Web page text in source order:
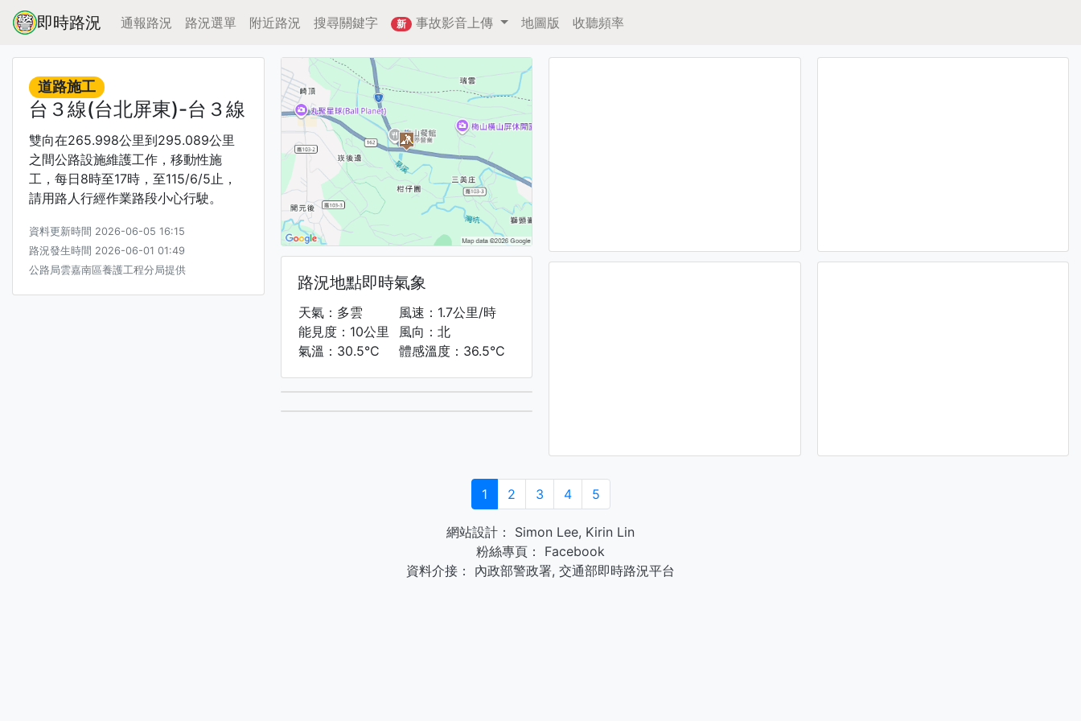
即時路況 通報路況 路況選單 附近路況 搜尋關鍵字 新 事故影音上傳 地圖版 收聽頻率
道路施工
台３線(台北屏東)-台３線
雙向在265.998公里到295.089公里
之間公路設施維護工作，移動性施
工，每日8時至17時，至115/6/5止，
請用路人行經作業路段小心行駛。
資料更新時間 2026-06-05 16:15
路況發生時間 2026-06-01 01:49
公路局雲嘉南區養護工程分局提供
路況地點即時氣象
天氣：多雲
能見度：10公里
氣溫：30.5°C
風速：1.7公里/時
風向：北
體感溫度：36.5°C
1 2 3 4 5
網站設計： Simon Lee, Kirin Lin
粉絲專頁：
Facebook
資料介接：
內政部警政署, 交通部即時路況平台